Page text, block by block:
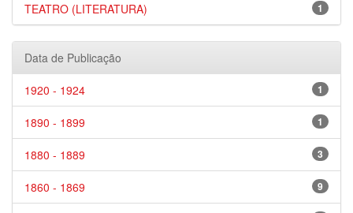
1
TEATRO (LITERATURA)
Data de Publicação
1
1920 - 1924
1
1890 - 1899
3
1880 - 1889
9
1860 - 1869